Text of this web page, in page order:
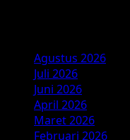
Agustus 2026
Juli 2026
Juni 2026
April 2026
Maret 2026
Februari 2026